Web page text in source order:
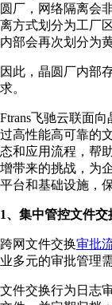
圆厂，网络隔离会
离方式划分为工厂
内部会再次划分为
因此，晶圆厂内部
求。
Ftrans飞驰云联面
过高性能高可靠的
态和应用流程，帮
增带来的挑战，为
平台和基础设施，
1、集中管控文件
跨网文件交换审批
业多元的审批管理
文件交换行为日志